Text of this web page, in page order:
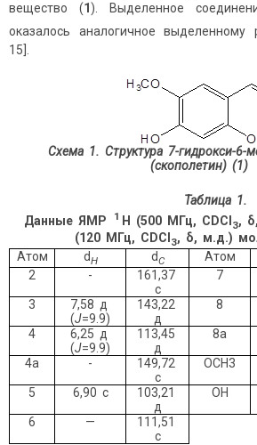
вещество (1 ). Выделенное
оказалось аналогичное
15].
Схема 1. Структура 7-гидрокси-6-
(скополетин) (1)
Таблица 1.
Данные ЯМР
1 Н (500 МГц, СDCl3, δ,
(120 МГц, С DCl 3, δ, м.д.)
Атом
dН dС Атом
2 -
161,37
с
7
3
7,58 д
(J=9.9)
143,22
д
8
4
6,25 д
(J=9.9)
113,45
д
8а
4а -
149,72
с
OCH3
5 6,90 с
103,21
д
ОН
6 —
111,51
с